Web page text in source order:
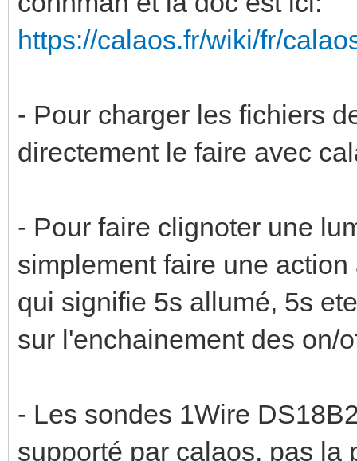
https://calaos.fr/wiki/fr/
- Pour charger les fichiers
directement le faire avec
- Pour faire clignoter une
simplement faire une
qui signifie 5s allumé, 5s
sur l'enchainement des on/
- Les sondes 1Wire
supporté par calaos, pas la